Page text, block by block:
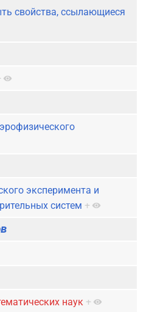
свойства, ссылающиеся
эксперимента и
систем +
наук +